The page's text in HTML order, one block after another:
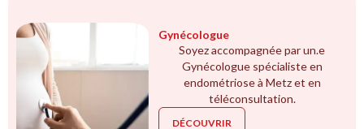
Gynécologue
Soyez accompagnée par un.e
Gynécologue spécialiste en
endométriose à Metz et en
téléconsultation.
DÉCOUVRIR